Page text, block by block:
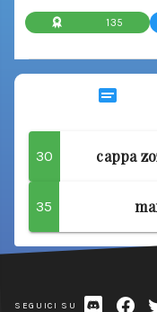
135
30 cappa
35
SEGUICI SU